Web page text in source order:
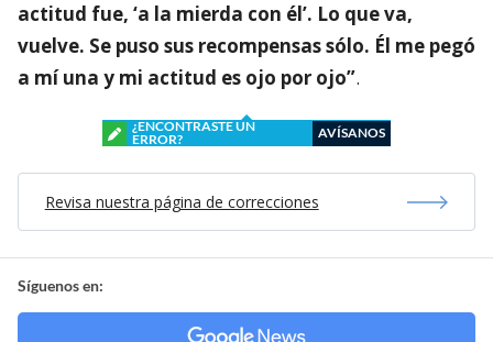
actitud fue, ‘a la mierda con él’. Lo que va,
vuelve. Se puso sus recompensas sólo. Él me pegó
a mí una y mi actitud es ojo por ojo”.
¿ENCONTRASTE UN
ERROR?
AVÍSANOS
Revisa nuestra página de correcciones
Síguenos en: